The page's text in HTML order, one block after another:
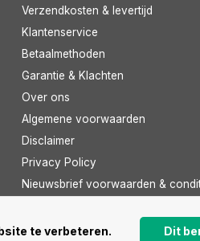
Verzendkosten & levertijd
Klantenservice
Betaalmethoden
Garantie & Klachten
Over ons
Algemene voorwaarden
Disclaimer
Privacy Policy
Nieuwsbrief voorwaarden &
te verbeteren. Dit